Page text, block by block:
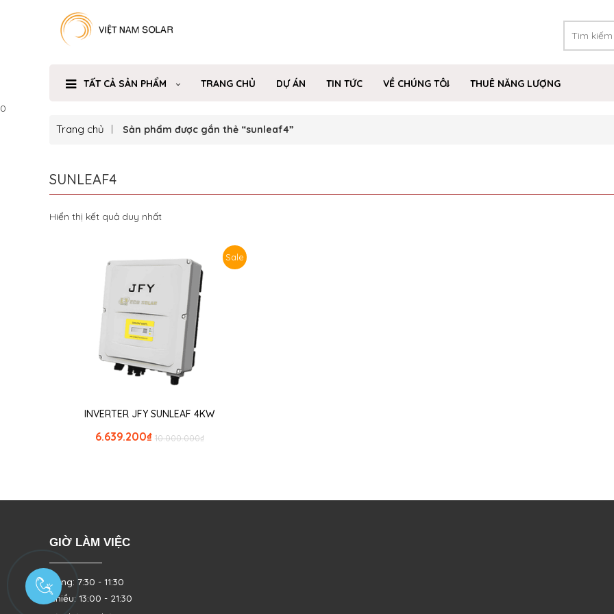
TẤT CẢ SẢN PHẨM TRANG CHỦ DỰ ÁN TIN TỨC VỀ CHÚNG TÔI
THUÊ NĂNG LƯỢNG
0
Trang chủ Sản phẩm được gắn thẻ “sunleaf4”
SUNLEAF4
Hiển thị kết quả duy nhất
Sale
INVERTER JFY SUNLEAF 4KW
₫
10.000.000
₫
6.639.200
GIỜ LÀM VIỆC
Sáng: 7:30 - 11:30
Chiều: 13:00 - 21:30